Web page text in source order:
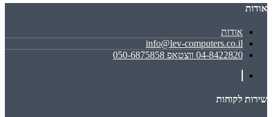
אודות
אודות
info@lev-computers.co.il
04-8422820 ווצטאפ 050-6875858
שירות לקוחות